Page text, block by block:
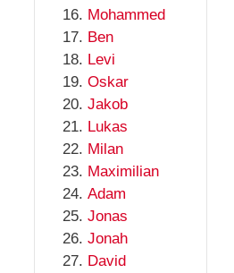
Mohammed
Ben
Levi
Oskar
Jakob
Lukas
Milan
Maximilian
Adam
Jonas
Jonah
David